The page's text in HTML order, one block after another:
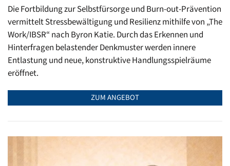
Die Fortbildung zur Selbstfürsorge und Burn-out-Prävention
vermittelt Stressbewältigung und Resilienz mithilfe von „The
Work/IBSR“ nach Byron Katie. Durch das Erkennen und
Hinterfragen belastender Denkmuster werden innere
Entlastung und neue, konstruktive Handlungsspielräume
eröffnet.
ZUM ANGEBOT